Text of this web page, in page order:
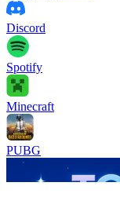
Discord
Spotify
Minecraft
PUBG